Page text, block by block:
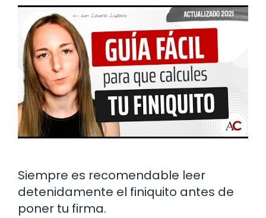
Siempre es recomendable leer
detenidamente el finiquito antes de
poner tu firma.